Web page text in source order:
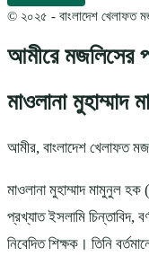
© ২০২৫ - বাংলাদেশ খেলাফত
আমীরে মজলিসের
মাওলানা মুহাম্মাদ
আমীর, বাংলাদেশ খেলাফত
মাওলানা মুহাম্মাদ মামুনুল
প্রখ্যাত ইসলামি চিন্তাবিদ,
নিবেদিত শিক্ষক। তিনি